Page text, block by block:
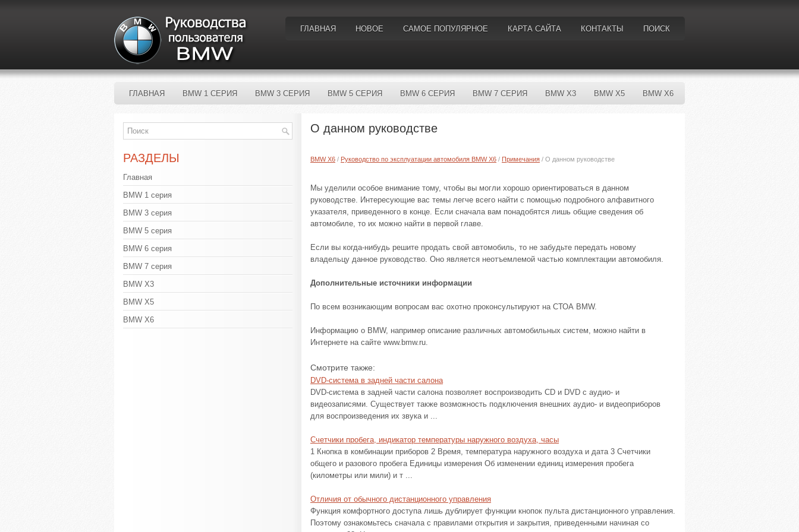
ГЛАВНАЯ НОВОЕ САМОЕ ПОПУЛЯРНОЕ КАРТА САЙТА КОНТАКТЫ ПОИСК
ГЛАВНАЯ BMW 1 СЕРИЯ BMW 3 СЕРИЯ BMW 5 СЕРИЯ BMW 6 СЕРИЯ BMW 7 СЕРИЯ BMW X3 BMW X5 BMW X6
О данном руководстве
BMW X6 / Руководство по эксплуатации автомобиля BMW X6 / Примечания / О данном руководстве
Мы уделили особое внимание тому, чтобы вы могли хорошо ориентироваться в данном
руководстве. Интересующие вас темы легче всего найти с помощью подробного алфавитного
указателя, приведенного в конце. Если сначала вам понадобятся лишь общие сведения об
автомобиле, то их можно найти в первой главе.
Если вы когда-нибудь решите продать свой автомобиль, то не забудьте передать новому
владельцу данное руководство. Оно является неотъемлемой частью комплектации автомобиля.
Дополнительные источники информации
По всем возникающим вопросам вас охотно проконсультируют на СТОА BMW.
Информацию о BMW, например описание различных автомобильных систем, можно найти в
Интернете на сайте www.bmw.ru.
Смотрите также:
DVD-система в задней части салона
DVD-система в задней части салона позволяет воспроизводить CD и DVD с аудио- и
видеозаписями. Существует также возможность подключения внешних аудио- и видеоприборов
для воспроизведения их звука и ...
Счетчики пробега, индикатор температуры наружного воздуха, часы
1 Кнопка в комбинации приборов 2 Время, температура наружного воздуха и дата 3 Счетчики
общего и разового пробега Единицы измерения Об изменении единиц измерения пробега
(километры или мили) и т ...
Отличия от обычного дистанционного управления
Функция комфортного доступа лишь дублирует функции кнопок пульта дистанционного управления.
Поэтому ознакомьтесь сначала с правилами открытия и закрытия, приведенными начиная со
РАЗДЕЛЫ
Главная
BMW 1 серия
BMW 3 серия
BMW 5 серия
BMW 6 серия
BMW 7 серия
BMW X3
BMW X5
BMW X6